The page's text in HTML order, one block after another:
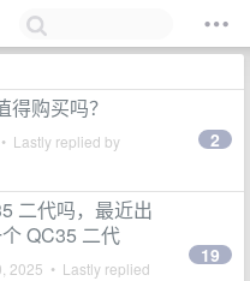
购买吗？
• Lastly replied by 2
二代吗，最近出
QC35 二代
2025 • Lastly replied
19